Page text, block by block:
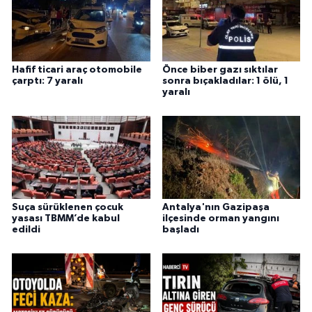
Hafif ticari araç otomobile
çarptı: 7 yaralı
Önce biber gazı sıktılar
sonra bıçakladılar: 1 ölü, 1
yaralı
Suça sürüklenen çocuk
yasası TBMM’de kabul
edildi
Antalya'nın Gazipaşa
ilçesinde orman yangını
başladı